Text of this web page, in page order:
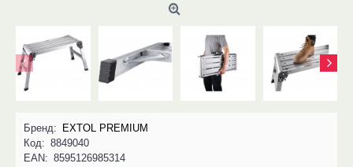
Бренд: EXTOL PREMIUM
Код: 8849040
EAN: 8595126985314